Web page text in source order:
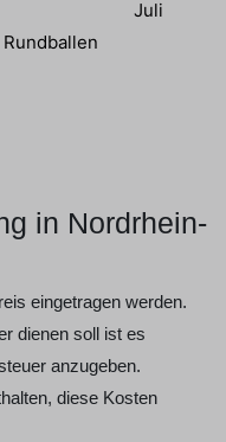
in Nordrhein-
eingetragen werden.
dienen soll ist es
anzugeben.
diese Kosten